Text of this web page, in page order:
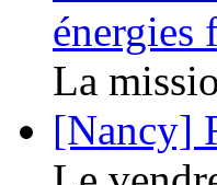
énergies
La
[Nancy]